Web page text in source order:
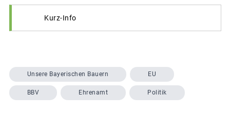
Kurz-Info
Unsere Bayerischen Bauern EU
BBV Ehrenamt Politik